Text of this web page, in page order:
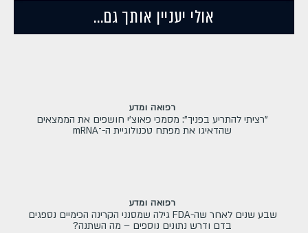
אולי יעניין אותך גם...
רפואה ומדע
"רציתי להתריע בפניך": מסמכי פאוצ'י חושפים את הממצאים
שהדאיגו את מפתח טכנולוגיית ה-־mRNA
רפואה ומדע
שבע שנים לאחר שה-FDA גילה שמסנני הקרינה הכימיים נספגים
בדם ודרש נתונים נוספים – מה השתנה?